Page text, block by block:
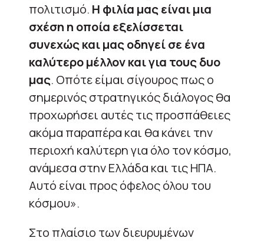
πολιτισμό. Η φιλία μας είναι μια
σχέση η οποία εξελίσσεται
συνεχώς και μας οδηγεί σε ένα
καλύτερο μέλλον και για τους δυο
μας. Οπότε είμαι σίγουρος πως ο
σημερινός στρατηγικός διάλογος θα
προχωρήσει αυτές τις προσπάθειες
ακόμα παραπέρα και θα κάνει την
περιοχή καλύτερη για όλο τον κόσμο,
ανάμεσα στην Ελλάδα και τις ΗΠΑ.
Αυτό είναι προς όφελος όλου του
κόσμου».
Στο πλαίσιο των διευρυμένων